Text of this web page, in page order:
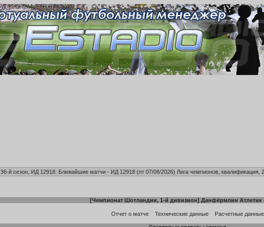
36-й сезон, ИД 12918. Ближайшие матчи - ИД 12918 (пт 07/08/2026) Лига чемпионов, квалификация,
[Чемпионат Шотландии, 1-й дивизион] Данфёрмлин Атлетик
Отчет о матче Технические данные Расчетные данные